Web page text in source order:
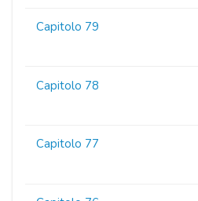
Capitolo 79
Capitolo 78
Capitolo 77